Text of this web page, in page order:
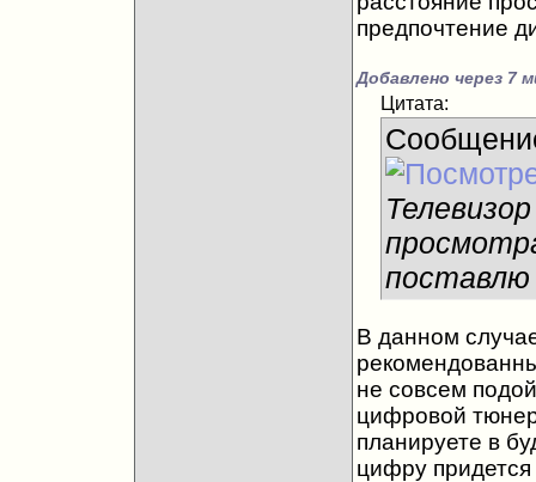
предпочтение
Добавлено через 7
Цитата:
поставлю
В данном
не совсем
цифровой
планируете в
цифру придется